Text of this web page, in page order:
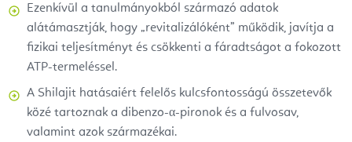
Ezenkívül a tanulmányokból származó adatok
alátámasztják, hogy „revitalizálóként” működik, javítja a
fizikai teljesítményt és csökkenti a fáradtságot a fokozott
ATP-termeléssel.
A Shilajit hatásaiért felelős kulcsfontosságú összetevők
közé tartoznak a dibenzo-α-pironok és a fulvosav,
valamint azok származékai.